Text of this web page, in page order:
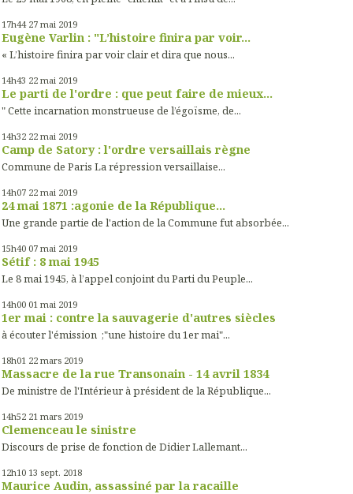
17h44 27 mai 2019
Eugène Varlin : "L’histoire finira par voir...
« L’histoire finira par voir clair et dira que nous...
14h43 22 mai 2019
Le parti de l'ordre : que peut faire de mieux...
" Cette incarnation monstrueuse de l’égoïsme, de...
14h32 22 mai 2019
Camp de Satory : l'ordre versaillais règne
Commune de Paris La répression versaillaise...
14h07 22 mai 2019
24 mai 1871 :agonie de la République...
Une grande partie de l'action de la Commune fut absorbée...
15h40 07 mai 2019
Sétif : 8 mai 1945
Le 8 mai 1945, à l’appel conjoint du Parti du Peuple...
14h00 01 mai 2019
1er mai : contre la sauvagerie d'autres siècles
à écouter l'émission ;"une histoire du 1er mai"...
18h01 22 mars 2019
Massacre de la rue Transonain - 14 avril 1834
De ministre de l'Intérieur à président de la République...
14h52 21 mars 2019
Clemenceau le sinistre
Discours de prise de fonction de Didier Lallemant...
12h10 13 sept. 2018
Maurice Audin, assassiné par la racaille